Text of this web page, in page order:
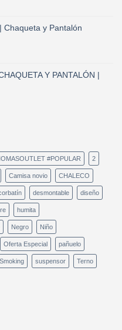
Chaqueta y Pantalón
Y PANTALÓN |
#POPULAR 2
Camisa novio CHALECO
desmontable diseño
humita
Negro Niño
Oferta Especial pañuelo
Smoking suspensor Terno